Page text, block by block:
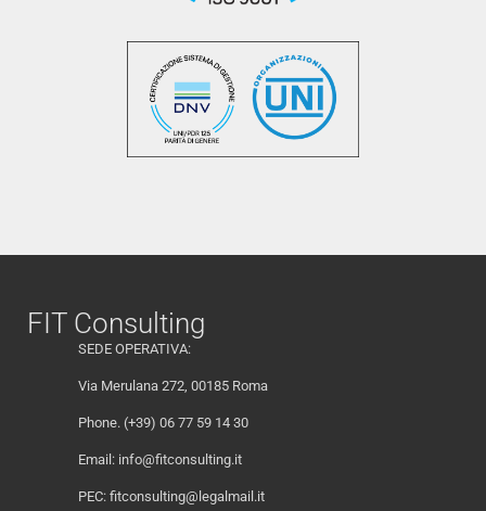
FIT Consulting
SEDE OPERATIVA:
Via Merulana 272, 00185 Roma
Phone. (+39) 06 77 59 14 30
Email: info@fitconsulting.it
PEC: fitconsulting@legalmail.it